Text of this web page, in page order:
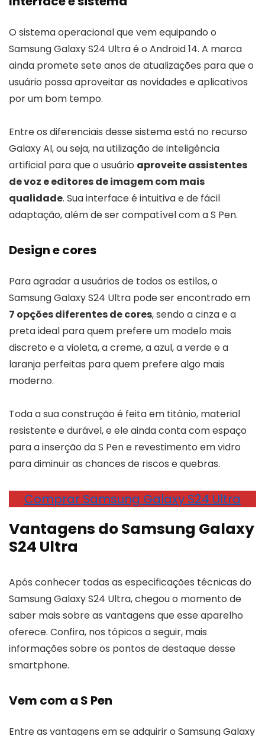
O sistema operacional que vem equipando o
Samsung Galaxy S24 Ultra é o Android 14. A marca
ainda promete sete anos de atualizações para que o
usuário possa aproveitar as novidades e aplicativos
por um bom tempo.
Entre os diferenciais desse sistema está no recurso
Galaxy AI, ou seja, na utilização de inteligência
artificial para que o usuário aproveite assistentes
de voz e editores de imagem com mais
qualidade. Sua interface é intuitiva e de fácil
adaptação, além de ser compatível com a S Pen.
Design e cores
Para agradar a usuários de todos os estilos, o
Samsung Galaxy S24 Ultra pode ser encontrado em
7 opções diferentes de cores, sendo a cinza e a
preta ideal para quem prefere um modelo mais
discreto e a violeta, a creme, a azul, a verde e a
laranja perfeitas para quem prefere algo mais
moderno.
Toda a sua construção é feita em titânio, material
resistente e durável, e ele ainda conta com espaço
para a inserção da S Pen e revestimento em vidro
para diminuir as chances de riscos e quebras.
Comprar Samsung Galaxy S24 Ultra
Vantagens do Samsung Galaxy
S24 Ultra
Após conhecer todas as especificações técnicas do
Samsung Galaxy S24 Ultra, chegou o momento de
saber mais sobre as vantagens que esse aparelho
oferece. Confira, nos tópicos a seguir, mais
informações sobre os pontos de destaque desse
smartphone.
Vem com a S Pen
Entre as vantagens em se adquirir o Samsung Galaxy